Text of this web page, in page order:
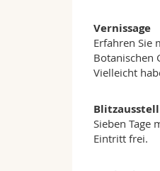
Vernissage
Erfahren Sie
Botanischen
Vielleicht
Sieben Tage
Eintritt frei.